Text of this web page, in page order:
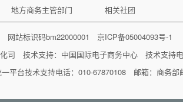
地方商务主管部门 相关社团
网站标识码bm22000001京ICP备05004093号-1
司 技术支持： 中国国际电子商务中心 技术支持
平台技术支持电话：010-67870108 邮箱：商务部